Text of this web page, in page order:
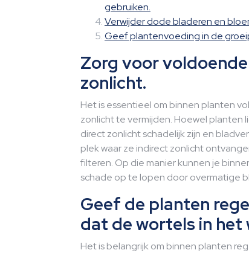
gebruiken.
Verwijder dode bladeren en
Geef plantenvoeding in de
Zorg voor
zonlicht.
Het is essentieel om binnen planten
zonlicht te vermijden. Hoewel
direct zonlicht schadelijk zijn en
plek waar ze indirect zonlicht
filteren. Op die manier kunnen je
schade op te lopen door overmatige
Geef de planten
dat de wortels in het
Het is belangrijk om binnen planten